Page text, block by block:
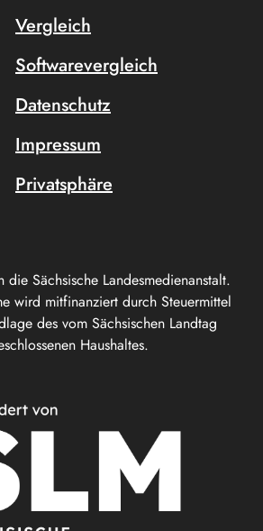
Sächsische Landesmedienanstalt.
wird mitfinanziert durch Steuermittel
des vom Sächsischen Landtag
Haushaltes.
Vergleich
Softwarevergleich
Datenschutz
Impressum
Privatsphäre